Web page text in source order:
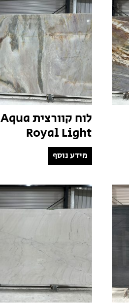
לוח קוורצית Aqua
Royal Light
מידע נוסף